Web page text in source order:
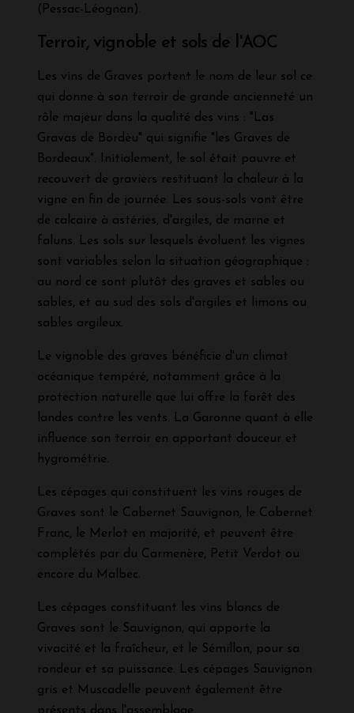
(Pessac-Léognan).
Terroir, vignoble et sols de l'AOC
Les vins de Graves portent le nom de leur sol ce
qui donne à son terroir de grande ancienneté un
rôle majeur dans la qualité des vins : "Las
Gravas de Bordèu" qui signifie "les Graves de
Bordeaux". Initialement, le sol était pauvre et
recouvert de graviers restituant la chaleur à la
vigne en fin de journée. Les sous-sols vont être
de calcaire à astéries, d'argiles, de marne et
faluns. Les sols sur lesquels évoluent les vignes
sont variables selon la situation géographique :
au nord ce sont plutôt des graves et sables ou
sables, et au sud des sols d'argiles et limons ou
sables argileux.
Le vignoble des graves bénéficie d'un climat
océanique tempéré, notamment grâce à la
protection naturelle que lui offre la forêt des
landes contre les vents. La Garonne quant à elle
influence son terroir en apportant douceur et
hygrométrie.
Les cépages qui constituent les vins rouges de
Graves sont le Cabernet Sauvignon, le Cabernet
Franc, le Merlot en majorité, et peuvent être
complétés par du Carmenère, Petit Verdot ou
encore du Malbec.
Les cépages constituant les vins blancs de
Graves sont le Sauvignon, qui apporte la
vivacité et la fraîcheur, et le Sémillon, pour sa
rondeur et sa puissance. Les cépages Sauvignon
gris et Muscadelle peuvent également être